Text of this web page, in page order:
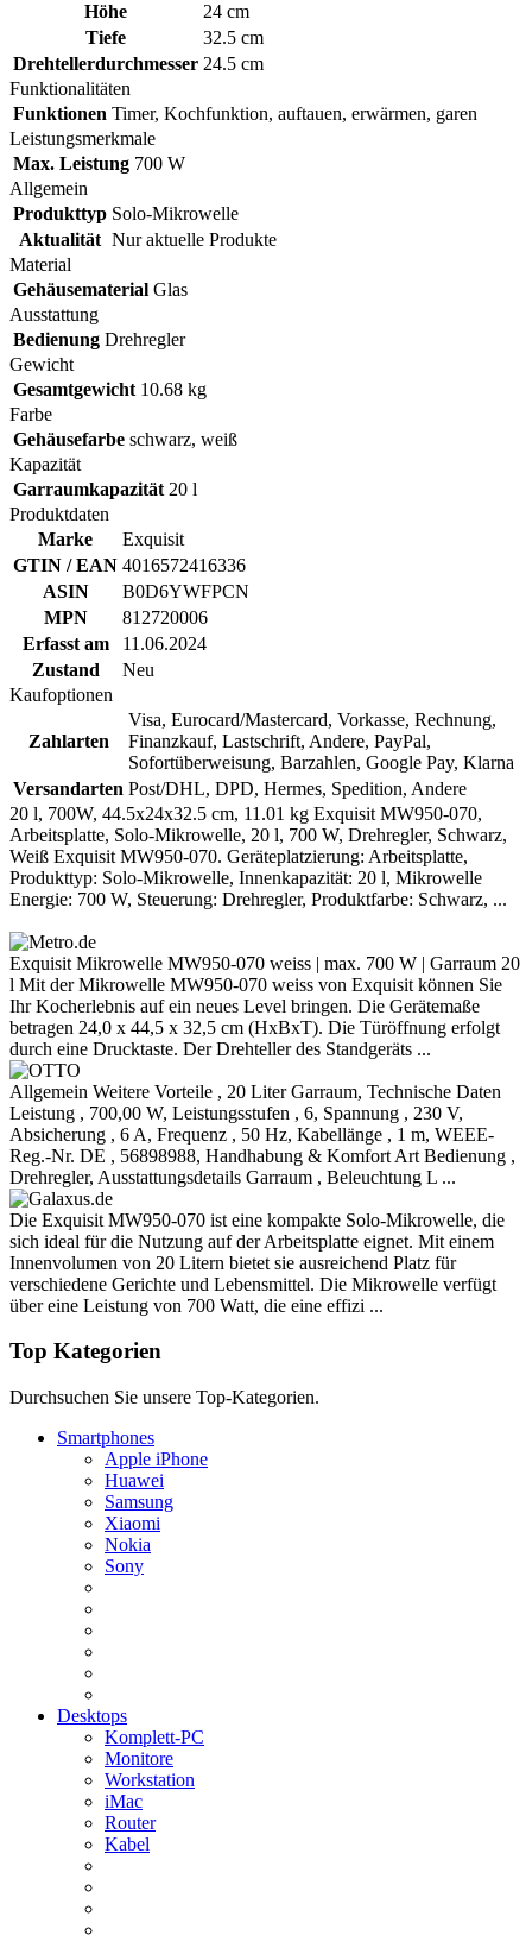
Höhe
24 cm
Tiefe
32.5 cm
Drehtellerdurchmesser 24.5 cm
Funktionalitäten
Funktionen Timer, Kochfunktion, auftauen, erwärmen, garen
Leistungsmerkmale
Max. Leistung 700 W
Allgemein
Produkttyp Solo-Mikrowelle
Aktualität Nur aktuelle Produkte
Material
Gehäusematerial Glas
Ausstattung
Bedienung Drehregler
Gewicht
Gesamtgewicht 10.68 kg
Farbe
Gehäusefarbe schwarz, weiß
Kapazität
Garraumkapazität 20 l
Produktdaten
Marke
Exquisit
GTIN / EAN 4016572416336
ASIN
B0D6YWFPCN
MPN
812720006
Erfasst am
11.06.2024
Zustand
Neu
Kaufoptionen
Zahlarten
Visa, Eurocard/Mastercard, Vorkasse, Rechnung,
Finanzkauf, Lastschrift, Andere, PayPal,
Sofortüberweisung, Barzahlen, Google Pay, Klarna
Versandarten Post/DHL, DPD, Hermes, Spedition, Andere
20 l, 700W, 44.5x24x32.5 cm, 11.01 kg Exquisit MW950-070,
Arbeitsplatte, Solo-Mikrowelle, 20 l, 700 W, Drehregler, Schwarz,
Weiß Exquisit MW950-070. Geräteplatzierung: Arbeitsplatte,
Produkttyp: Solo-Mikrowelle, Innenkapazität: 20 l, Mikrowelle
Energie: 700 W, Steuerung: Drehregler, Produktfarbe: Schwarz, ...
Exquisit Mikrowelle MW950-070 weiss | max. 700 W | Garraum 20
l Mit der Mikrowelle MW950-070 weiss von Exquisit können Sie
Ihr Kocherlebnis auf ein neues Level bringen. Die Gerätemaße
betragen 24,0 x 44,5 x 32,5 cm (HxBxT). Die Türöffnung erfolgt
durch eine Drucktaste. Der Drehteller des Standgeräts ...
Allgemein Weitere Vorteile , 20 Liter Garraum, Technische Daten
Leistung , 700,00 W, Leistungsstufen , 6, Spannung , 230 V,
Absicherung , 6 A, Frequenz , 50 Hz, Kabellänge , 1 m, WEEE-
Reg.-Nr. DE , 56898988, Handhabung & Komfort Art Bedienung ,
Drehregler, Ausstattungsdetails Garraum , Beleuchtung L ...
Die Exquisit MW950-070 ist eine kompakte Solo-Mikrowelle, die
sich ideal für die Nutzung auf der Arbeitsplatte eignet. Mit einem
Innenvolumen von 20 Litern bietet sie ausreichend Platz für
verschiedene Gerichte und Lebensmittel. Die Mikrowelle verfügt
über eine Leistung von 700 Watt, die eine effizi ...
Top Kategorien
Durchsuchen Sie unsere Top-Kategorien.
Smartphones
Apple iPhone
Huawei
Samsung
Xiaomi
Nokia
Sony
Desktops
Komplett-PC
Monitore
Workstation
iMac
Router
Kabel